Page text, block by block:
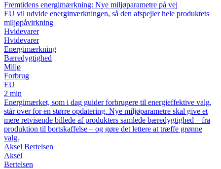
Fremtidens energimærkning: Nye miljøparametre på vej
EU vil udvide energimærkningen, så den afspejler hele produktets
miljøpåvirkning
Hvidevarer
Hvidevarer
Energimærkning
Bæredygtighed
Miljø
Forbrug
EU
2 min
Energimærket, som i dag guider forbrugere til energieffektive valg,
står over for en større opdatering. Nye miljøparametre skal give et
mere retvisende billede af produkters samlede bæredygtighed – fra
produktion til bortskaffelse – og gøre det lettere at træffe grønne
valg.
Aksel Bertelsen
Aksel
Bertelsen